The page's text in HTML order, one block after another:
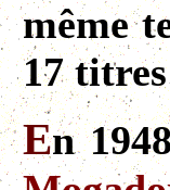
même
17
En